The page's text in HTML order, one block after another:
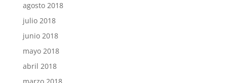
agosto 2018
julio 2018
junio 2018
mayo 2018
abril 2018